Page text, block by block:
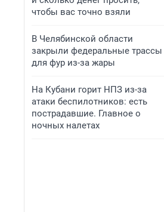
чтобы вас точно взяли
В Челябинской области
закрыли федеральные трассы
для фур из-за жары
На Кубани горит НПЗ из-за
атаки беспилотников: есть
пострадавшие. Главное о
ночных налетах